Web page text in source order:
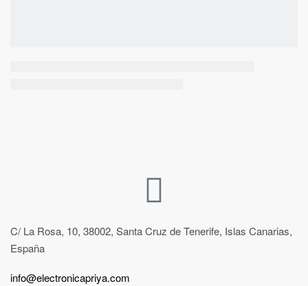
C/ La Rosa, 10, 38002, Santa Cruz de Tenerife, Islas Canarias,
España
info@electronicapriya.com